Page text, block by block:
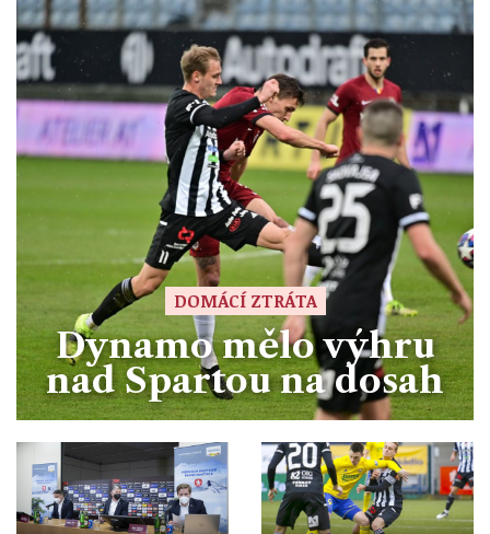
DOMÁCÍ ZTRÁTA
Dynamo mělo výhru
nad Spartou na dosah